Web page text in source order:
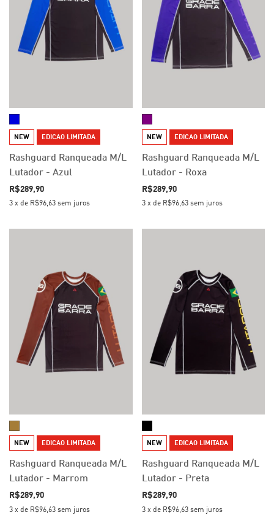
NEW EDICAO LIMITADA
Rashguard Ranqueada M/L
Lutador - Azul
R$289,90
3 x de R$96,63 sem juros
NEW EDICAO LIMITADA
Rashguard Ranqueada M/L
Lutador - Roxa
R$289,90
3 x de R$96,63 sem juros
NEW EDICAO LIMITADA
Rashguard Ranqueada M/L
Lutador - Marrom
R$289,90
3 x de R$96,63 sem juros
NEW EDICAO LIMITADA
Rashguard Ranqueada M/L
Lutador - Preta
R$289,90
3 x de R$96,63 sem juros